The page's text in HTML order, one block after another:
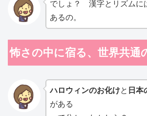
でしょ？ 漢字とリズムに
あるの。
怖さの中に宿る、世界共通
ハロウィンのお化けと 日本
がある